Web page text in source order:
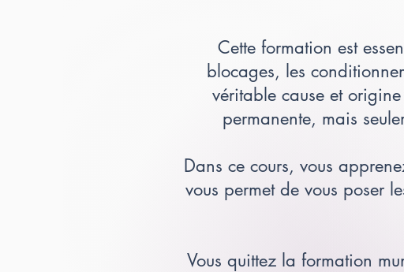
Cette formation est
blocages, les
véritable cause et
permanente, mais
Dans ce cours, vous
vous permet de vous poser
Vous quittez la formation